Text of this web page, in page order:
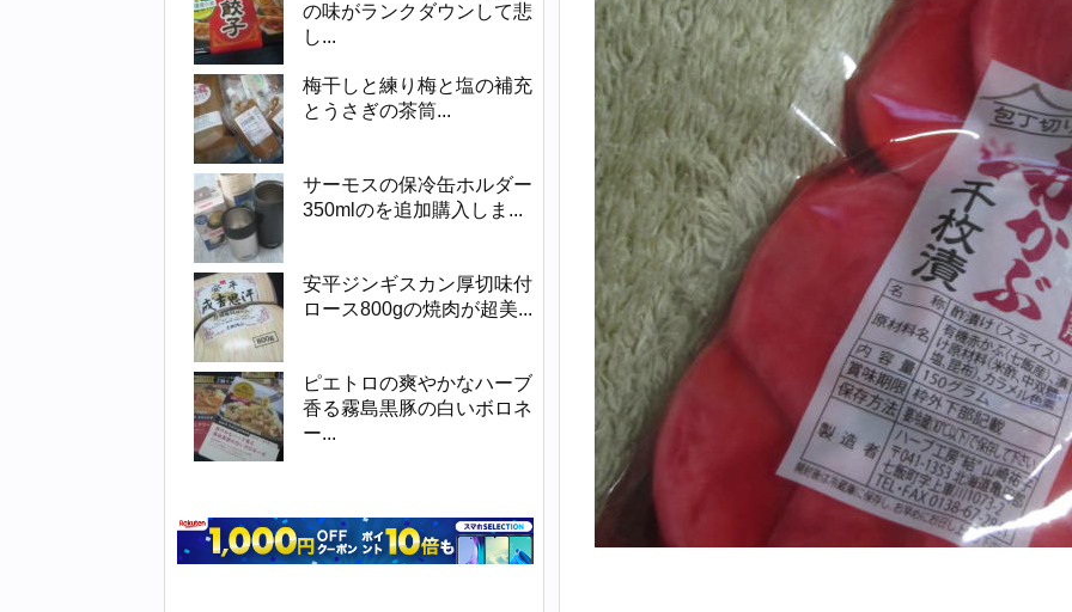
の味がランクダウンして悲
し...
梅干しと練り梅と塩の補充
とうさぎの茶筒...
サーモスの保冷缶ホルダー
350mlのを追加購入しま...
安平ジンギスカン厚切味付
ロース800gの焼肉が超美...
ピエトロの爽やかなハーブ
香る霧島黒豚の白いボロネ
ー...